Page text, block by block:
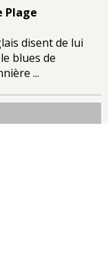
Plage
disent de lui
blues de
...